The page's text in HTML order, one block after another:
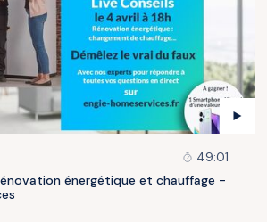
49:01
énergétique et chauffage -